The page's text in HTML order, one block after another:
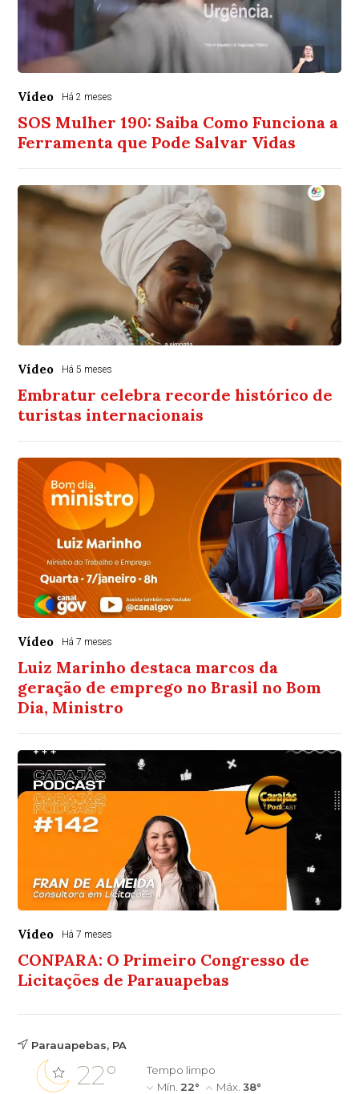
Vídeo Há 2 meses
SOS Mulher 190: Saiba Como Funciona a
Ferramenta que Pode Salvar Vidas
Vídeo Há 5 meses
Embratur celebra recorde histórico de
turistas internacionais
Vídeo Há 7 meses
Luiz Marinho destaca marcos da
geração de emprego no Brasil no Bom
Dia, Ministro
Vídeo Há 7 meses
CONPARA: O Primeiro Congresso de
Licitações de Parauapebas
Parauapebas, PA
22°
Tempo limpo
Mín. 22° Máx.38°